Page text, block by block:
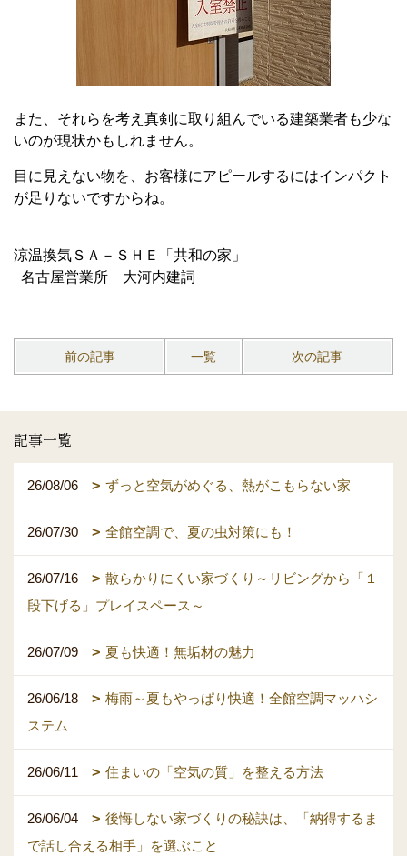
また、それらを考え真剣に取り組んでいる建築業者も少な
いのが現状かもしれません。
目に見えない物を、お客様にアピールするにはインパクト
が足りないですからね。
涼温換気ＳＡ－ＳＨＥ「共和の家」
名古屋営業所 大河内建詞
前の記事 一覧 次の記事
記事一覧
26/08/06 ずっと空気がめぐる、熱がこもらない家
26/07/30 全館空調で、夏の虫対策にも！
26/07/16
散らかりにくい家づくり～リビングから「１
段下げる」プレイスペース～
26/07/09 夏も快適！無垢材の魅力
26/06/18
梅雨～夏もやっぱり快適！全館空調マッハシ
ステム
26/06/11 住まいの「空気の質」を整える方法
26/06/04
後悔しない家づくりの秘訣は、「納得するま
で話し合える相手」を選ぶこと